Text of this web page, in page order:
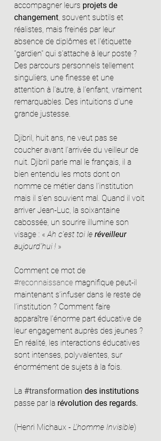
accompagner leurs projets de
changement, souvent subtils et
réalistes, mais freinés par leur
absence de diplômes et l'étiquette
"gardien" qui s'attache à leur poste ?
Des parcours personnels tellement
singuliers, une finesse et une
attention à l'autre, à l'enfant, vraiment
remarquables. Des intuitions d'une
grande justesse.
Djibril, huit ans, ne veut pas se
coucher avant l’arrivée du veilleur de
nuit. Djibril parle mal le français, il a
bien entendu les mots dont on
nomme ce métier dans l’institution
mais il s’en souvient mal. Quand il voit
arriver Jean-Luc, la soixantaine
cabossée, un sourire illumine son
visage : « Ah c’est toi le réveilleur
aujourd’hui ! »
Comment ce mot de
#reconnaissance magnifique peut-il
maintenant s’infuser dans le reste de
l’institution ? Comment faire
apparaître l'énorme part éducative de
leur engagement auprès des jeunes ?
En réalité, les interactions éducatives
sont intenses, polyvalentes, sur
énormément de sujets à la fois.
La #transformation des institutions
passe par la révolution des regards.
(Henri Michaux - L'homme Invisible)